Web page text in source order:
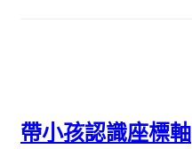
帶小孩認識座標軸